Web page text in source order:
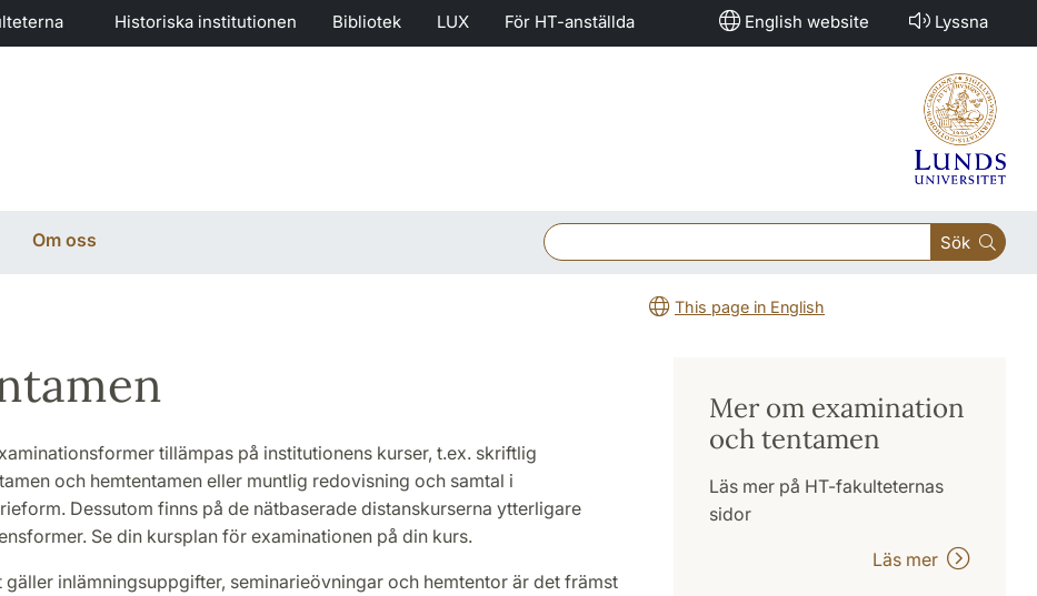
Historiska institutionen Bibliotek LUX För HT-anställda English website Lyssna
Om oss Sök
This page in English
tillämpas på institutionens kurser, t.ex. skriftlig
och hemtentamen eller muntlig redovisning och samtal i
Dessutom finns på de nätbaserade distanskurserna ytterligare
Se din kursplan för examinationen på din kurs.
gäller inlämningsuppgifter, seminarieövningar och hemtentor är det främst
Mer om examination
och tentamen
Läs mer på HT-fakulteternas
sidor
Läs mer